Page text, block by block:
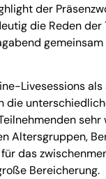
der
die Reden der
Livesessions
die
sehr
Altersgruppen,
das
Bereicherung.